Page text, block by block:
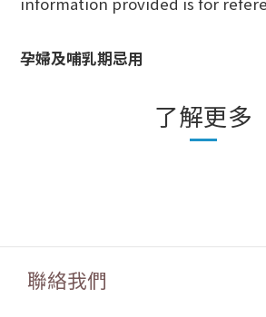
孕婦及哺乳期忌用
了解更多
聯絡我們